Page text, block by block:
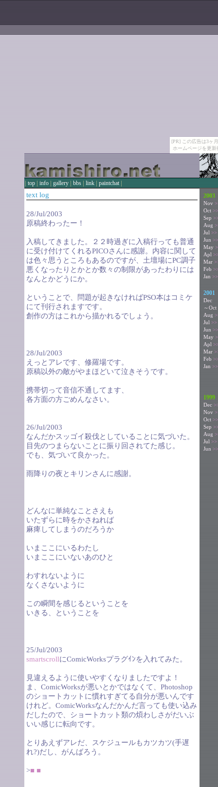
[PR] この広告は3ヶ
ホームページを更
|top|info|gallery|bbs|link|paintchat|
text log
28/Jul/2003
原稿終わったー！
入稿してきました。２２時過ぎに入稿行っても普通
に受け付けてくれるPICOさんに感謝。内容に関して
は色々思うところもあるのですが、土壇場にPC調子
悪くなったりとかとか数々の制限があったわりには
なんとかどうにか。
ということで、問題が起きなければPSO本はコミケ
にて刊行されますです。
創作の方はこれから描かれるでしょう。
28/Jul/2003
えっとアレです、修羅場です。
原稿以外の敵がやまほどいて泣きそうです。
携帯切って音信不通してます、
各方面の方ごめんなさい。
26/Jul/2003
なんだかスッゴイ殺伐としていることに気づいた。
目先のつまらないことに振り回されてた感じ。
でも、気づいて良かった。
雨降りの夜とキリンさんに感謝。
どんなに単純なことさえも
いたずらに時をかさねれば
麻痺してしまうのだろうか
いまここにいるわたし
いまここにいないあのひと
わすれないように
なくさないように
この瞬間を感じるということを
いきる、ということを
25/Jul/2003
smartscrollにComicWorksプラグｲﾝを入れてみた。
見違えるように使いやすくなりましたですよ！
ま、ComicWorksが悪いとかではなくて、Photoshop
のショートカットに慣れすぎてる自分が悪いんです
けれど。ComicWorksなんだかんだ言っても使い込み
だしたので、ショートカット類の煩わしさがだいぶ
いい感じに転向です。
とりあえずアレだ、スケジュールもカツカツ(手遅
れ?)だし、がんばろう。
>■ ■
2003
Nov
Oct>>
Sep
Aug
Jul>>
Jun>>
May
Apl
Mar
Feb
Jan>>
2001
Dec
～Oct
Aug
Jul>>
Jun>>
May
Apl
Mar
Feb
Jan>>
1999
Dec
Nov
Oct>>
Sep
Aug
Jul>>
Jun>>